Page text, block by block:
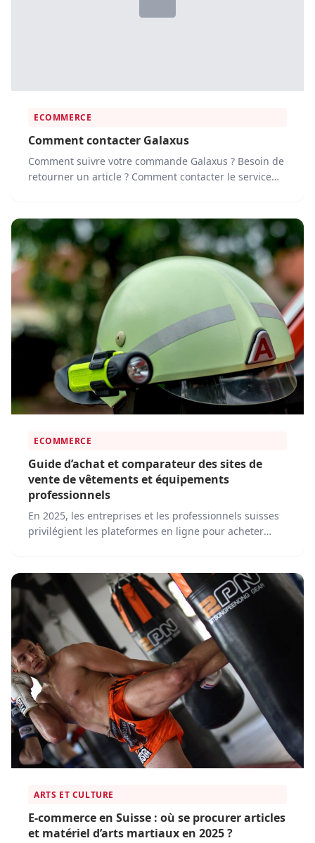
ECOMMERCE
Comment contacter Galaxus
Comment suivre votre commande Galaxus ? Besoin de
retourner un article ? Comment contacter le service
ECOMMERCE
Guide d’achat et comparateur des sites de
vente de vêtements et équipements
professionnels
En 2025, les entreprises et les professionnels suisses
privilégient les plateformes en ligne pour acheter
acteurs dominent le marché en proposant des
solutions adaptées aux besoins des clients.
ARTS ET CULTURE
E-commerce en Suisse : où se procurer articles
et matériel d’arts martiaux en 2025 ?